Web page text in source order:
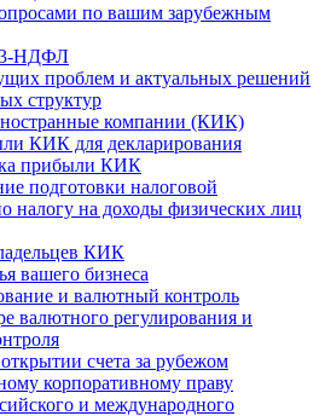
по вашим зарубежным
3-НДФЛ
проблем и актуальных решений
структур
компании (КИК)
КИК для декларирования
прибыли КИК
подготовки налоговой
налогу на доходы физических лиц
КИК
вашего бизнеса
и валютный контроль
валютного регулирования и
счета за рубежом
корпоративному праву
и международного